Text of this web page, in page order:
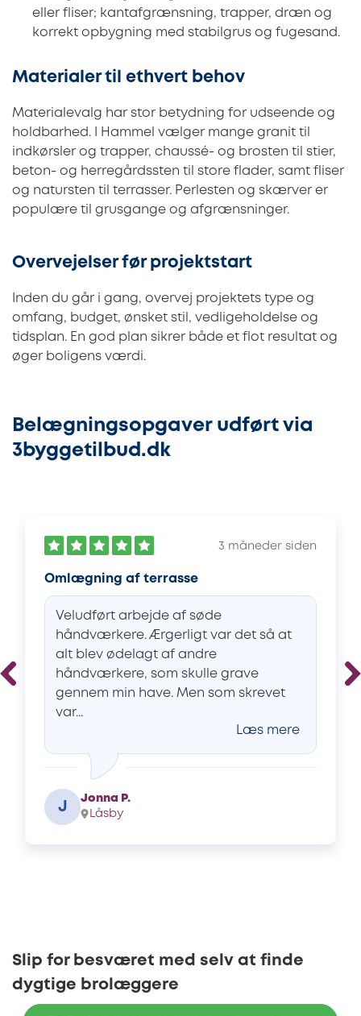
eller fliser; kantafgrænsning, trapper, dræn og
korrekt opbygning med stabilgrus og fugesand.
Materialer til ethvert behov
Materialevalg har stor betydning for udseende og
holdbarhed. I Hammel vælger mange granit til
indkørsler og trapper, chaussé- og brosten til stier,
beton- og herregårdssten til store flader, samt fliser
og natursten til terrasser. Perlesten og skærver er
populære til grusgange og afgrænsninger.
Overvejelser før projektstart
Inden du går i gang, overvej projektets type og
omfang, budget, ønsket stil, vedligeholdelse og
tidsplan. En god plan sikrer både et flot resultat og
øger boligens værdi.
Belægningsopgaver udført via
3byggetilbud.dk
3 måneder siden
Omlægning af terrasse
Veludført arbejde af søde
håndværkere. Ærgerligt var det så at
alt blev ødelagt af andre
håndværkere, som skulle grave
gennem min have. Men som skrevet
var...
Læs mere
J
Jonna P.
Låsby
Slip for besværet med selv at finde
dygtige brolæggere